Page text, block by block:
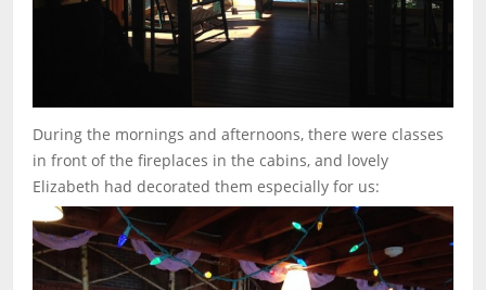
During the mornings and afternoons, there were classes
in front of the fireplaces in the cabins, and lovely
Elizabeth had decorated them especially for us: